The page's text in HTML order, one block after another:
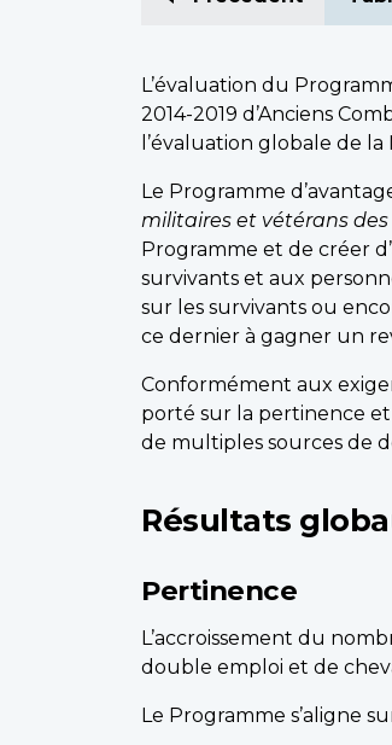
L’évaluation du
2014-2019 d’Anciens
l’évaluation globale de
Le Programme
militaires et vétérans
Programme et de créer
survivants et aux
sur les survivants ou
ce dernier à gagner un
Conformément aux
porté sur la pertinence
de multiples sources de
Résultats
Pertinence
L’accroissement du
double emploi et de
Le Programme s’aligne